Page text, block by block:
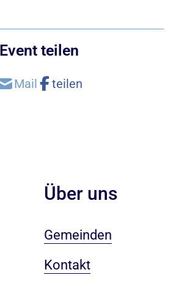
Event teilen
Über uns
Gemeinden
Kontakt